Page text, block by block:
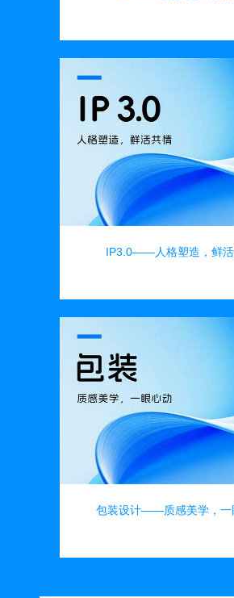
IP3.0——人格塑造，鲜
包装设计——质感美学，一